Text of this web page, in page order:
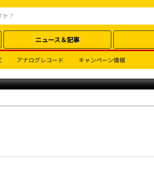
ニュース＆記事
アナログレコード キャンペーン情報